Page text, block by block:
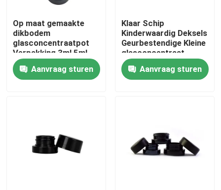
Video's
Op maat gemaakte
dikbodem
glasconcentraatpot
Verpakking 3ml 5ml
7ml 9ml 15ml
Kinderwaardig
Aanvraag sturen
Klaar Schip
Kinderwaardig Deksels
Geurbestendige Kleine
glasconcentraat
Bloemolie potten
Groothandel
Aanvraag sturen